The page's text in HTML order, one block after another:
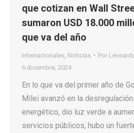
que cotizan en Wall
sumaron USD 18.000
que va del año
Internacionales Noticias Por
6 diciembre, 2024
En lo que va del primer año de
Milei avanzó en la
energético, dio luz verde a
servicios públicos, hubo un